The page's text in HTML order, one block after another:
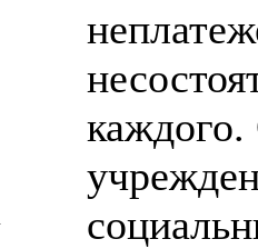
каждого.